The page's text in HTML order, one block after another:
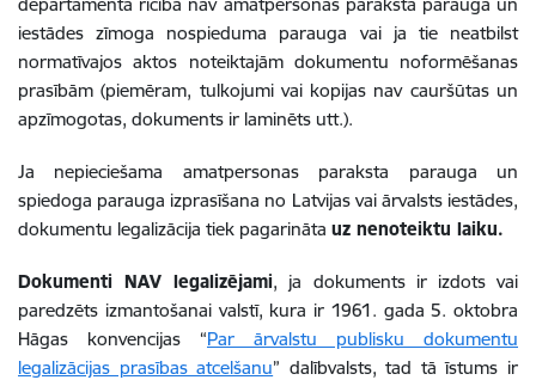
iestādes zīmoga nospieduma parauga vai ja tie neatbilst
normatīvajos aktos noteiktajām dokumentu noformēšanas
prasībām (piemēram, tulkojumi vai kopijas nav cauršūtas un
apzīmogotas, dokuments ir laminēts utt.).
Ja nepieciešama amatpersonas paraksta parauga un
spiedoga parauga izprasīšana no Latvijas vai ārvalsts iestādes,
dokumentu legalizācija tiek pagarināta uz nenoteiktu laiku.
Dokumenti NAV legalizējami, ja dokuments ir izdots vai
paredzēts izmantošanai valstī, kura ir 1961. gada 5. oktobra
Hāgas konvencijas “Par ārvalstu publisku dokumentu
legalizācijas prasības atcelšanu” dalībvalsts, tad tā īstums ir